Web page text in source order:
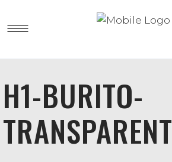
H1-BURITO-
TRANSPARENT